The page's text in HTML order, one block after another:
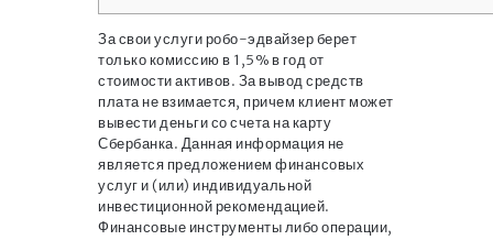
За свои услуги робо-эдвайзер берет
только комиссию в 1,5% в год от
стоимости активов. За вывод средств
плата не взимается, причем клиент может
вывести деньги со счета на карту
Сбербанка. Данная информация не
является предложением финансовых
услуг и (или) индивидуальной
инвестиционной рекомендацией.
Финансовые инструменты либо операции,